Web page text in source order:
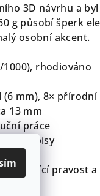
3D návrhu a
g působí šperk
osobní akcent.
1000), rhodiováno
(6 mm), 8×
13 mm
práce
s předpisy
pravost